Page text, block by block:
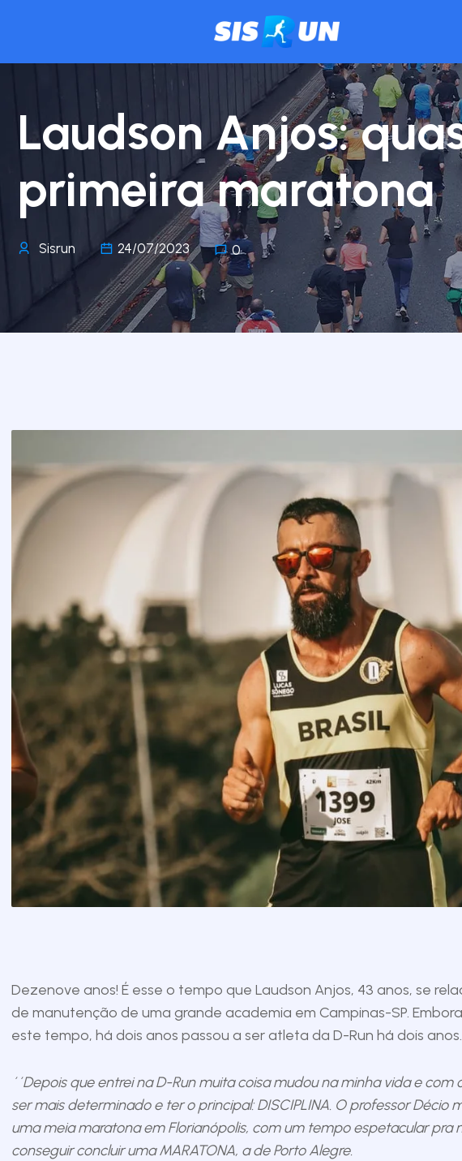
Laudson Anjos:
primeira maratona
Sisrun 24/07/2023 0
Dezenove anos! É esse o tempo que Laudson Anjos, 43 anos, se
de manutenção de uma grande academia em Campinas-SP.
este tempo, há dois anos passou a ser atleta da D-Run há dois
´´Depois que entrei na D-Run muita coisa mudou na minha vida e
ser mais determinado e ter o principal: DISCIPLINA. O professor Décio
uma meia maratona em Florianópolis, com um tempo espetacular pra
conseguir concluir uma MARATONA, a de Porto Alegre.